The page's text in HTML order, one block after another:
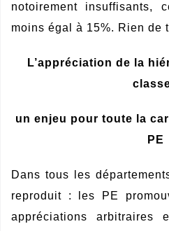
notoirement insuffisants,
moins égal à 15%. Rien de
L’appréciation de la
un enjeu pour toute la
PE
Dans tous les
reproduit : les PE
appréciations arbitraires